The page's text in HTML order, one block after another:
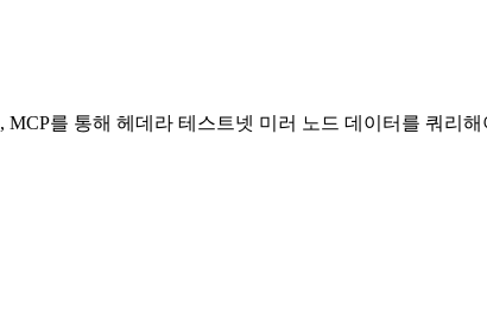
를 통해 헤데라 테스트넷 미러 노드 데이터를 쿼리